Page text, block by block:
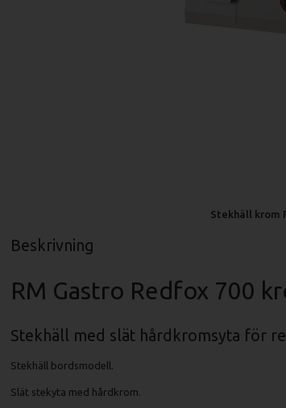
Stekhäll krom
Beskrivning
RM Gastro Redfox 700
Stekhäll med slät hårdkromsyta för
Stekhäll bordsmodell.
Slät stekyta med hårdkrom.